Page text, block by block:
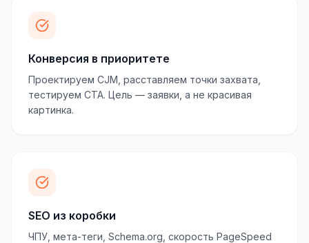
Конверсия в приоритете
Проектируем CJM, расставляем точки захвата,
тестируем CTA. Цель — заявки, а не красивая
картинка.
SEO из коробки
ЧПУ, мета-теги, Schema.org, скорость PageSpeed